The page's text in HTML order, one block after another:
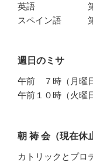
英語 第２
スペイン語 第
週日のミサ
午前 ７時（月曜
午前１０時（火曜
朝 祷 会（現在休
カトリックとプロ